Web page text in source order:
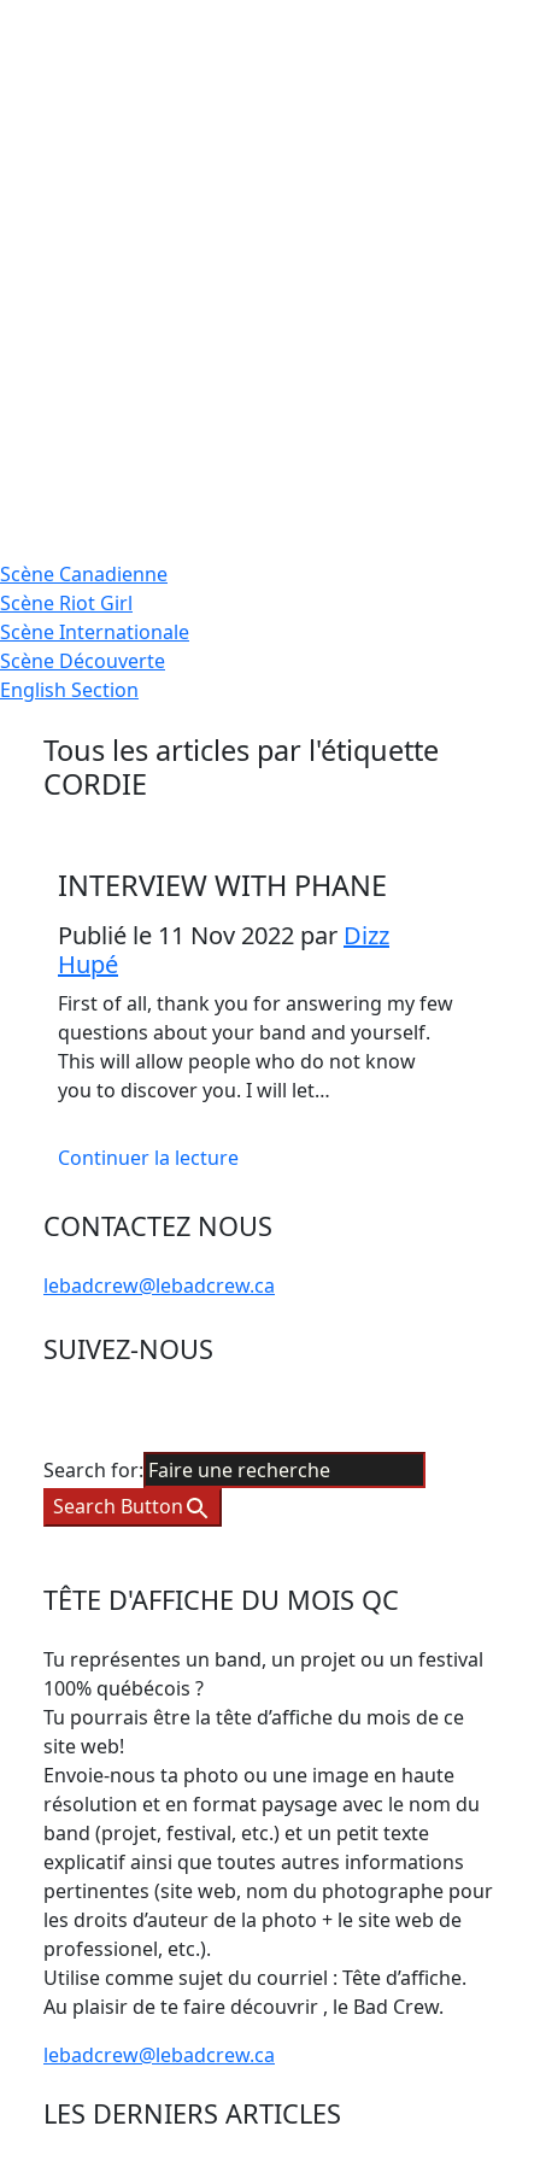
Scène Canadienne
Scène Riot Girl
ScèneInternationale
Scène Découverte
English Section
Tous les articles par l'étiquette
CORDIE
INTERVIEW WITH PHANE
Publié le 11 Nov 2022 par Dizz
Hupé
First of all, thank you for answering my few
questions about your band and yourself.
This will allow people who do not know
you to discover you. I will let…
Continuer la lecture
CONTACTEZ NOUS
lebadcrew@lebadcrew.ca
SUIVEZ-NOUS
Search for:
Search Button
TÊTE D'AFFICHE DU MOIS QC
Tu représentes un band, un projet ou un festival
100% québécois ?
Tu pourrais être la tête d’affiche du mois de ce
site web!
Envoie-nous ta photo ou une image en haute
résolution et en format paysage avec le nom du
band (projet, festival, etc.) et un petit texte
explicatif ainsi que toutes autres informations
pertinentes (site web, nom du photographe pour
les droits d’auteur de la photo + le site web de
professionel, etc.).
Utilise comme sujet du courriel : Tête d’affiche.
Au plaisir de te faire découvrir , le Bad Crew.
lebadcrew@lebadcrew.ca
LES DERNIERS ARTICLES